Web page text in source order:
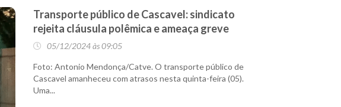
Transporte público de Cascavel: sindicato
rejeita cláusula polêmica e ameaça greve
05/12/2024 às 09:05
Foto: Antonio Mendonça/Catve. O transporte público de
Cascavel amanheceu com atrasos nesta quinta-feira (05).
Uma...